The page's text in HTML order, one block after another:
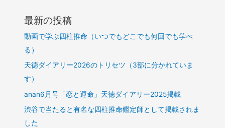
最新の投稿
動画で学ぶ四柱推命（いつでもどこでも何回でも学べ
る）
天徳ダイアリー2026のトリセツ（3部に分かれていま
す）
anan6月号「恋と運命」天徳ダイアリー2025掲載
渋谷で当たると有名な四柱推命鑑定師として掲載されま
した